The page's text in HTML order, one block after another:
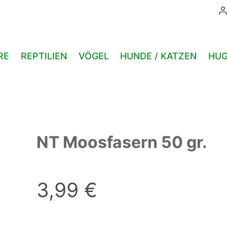
REPTILIEN VÖGEL HUNDE / KATZEN
NT Moosfasern 50 gr.
3,99 €